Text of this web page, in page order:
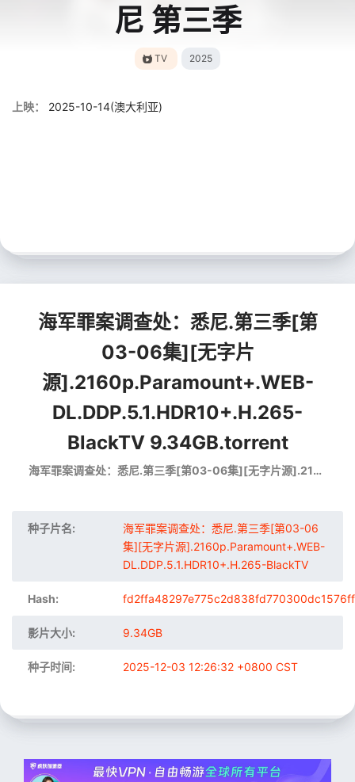
尼 第三季
TV 2025
上映： 2025-10-14(澳大利亚)
海军罪案调查处：悉尼.第三季[第
03-06集][无字片
源].2160p.Paramount+.WEB-
DL.DDP.5.1.HDR10+.H.265-
BlackTV 9.34GB.torrent
海军罪案调查处：悉尼.第三季[第03-06集][无字片源].2160p.Paramount+.WEB-DL.DDP.5.1.HDR10+.H.265-BlackTV
种子片名:
海军罪案调查处：悉尼.第三季[第03-06
集][无字片源].2160p.Paramount+.WEB-
DL.DDP.5.1.HDR10+.H.265-BlackTV
Hash:
影片大小: 9.34GB
种子时间: 2025-12-03 12:26:32 +0800 CST